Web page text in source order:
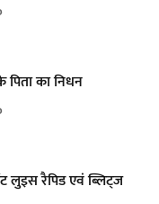
का निधन
लुइस रैपिड एवं ब्लिट्ज